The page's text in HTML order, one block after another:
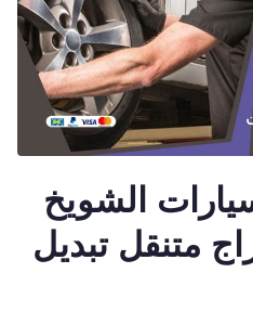
الشويخ
كراج متنقل تبديل